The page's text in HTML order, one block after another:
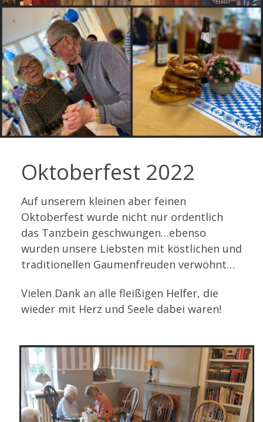
Oktoberfest 2022
Auf unserem kleinen aber feinen
Oktoberfest wurde nicht nur ordentlich
das Tanzbein geschwungen…ebenso
wurden unsere Liebsten mit köstlichen und
traditionellen Gaumenfreuden verwöhnt…
Vielen Dank an alle fleißigen Helfer, die
wieder mit Herz und Seele dabei waren!